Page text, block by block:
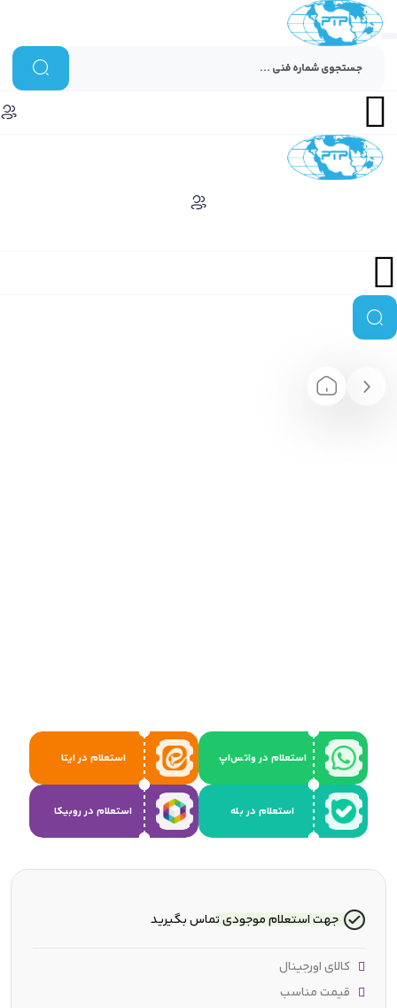
استعلام در واتس‌اپ استعلام در ایتا
استعلام در بله استعلام در روبیکا
جهت استعلام موجودی تماس بگیرید
کالای اورجینال
قیمت مناسب